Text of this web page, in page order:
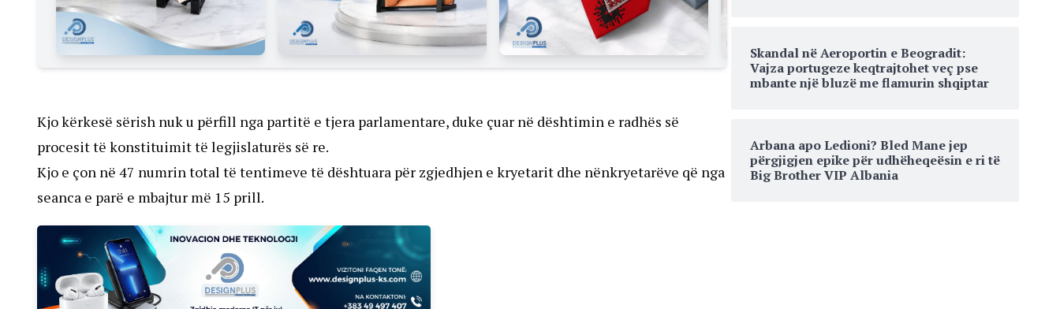
Kjo kërkesë sërish nuk u përfill nga partitë e tjera parlamentare, duke çuar në dështimin e radhës së
procesit të konstituimit të legjislaturës së re.
Kjo e çon në 47 numrin total të tentimeve të dështuara për zgjedhjen e kryetarit dhe nënkryetarëve që nga
seanca e parë e mbajtur më 15 prill.
Skandal në Aeroportin e Beogradit:
Vajza portugeze keqtrajtohet veç pse
mbante një bluzë me flamurin shqiptar
Arbana apo Ledioni? Bled Mane jep
përgjigjen epike për udhëheqeësin e ri të
Big Brother VIP Albania